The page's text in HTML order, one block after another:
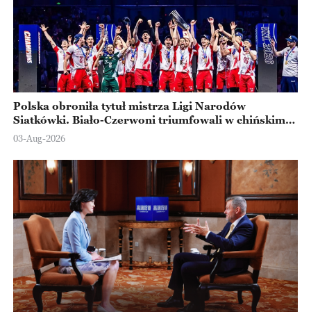
Polska obroniła tytuł mistrza Ligi Narodów
Siatkówki. Biało-Czerwoni triumfowali w chińskim
Ningbo
03-Aug-2026